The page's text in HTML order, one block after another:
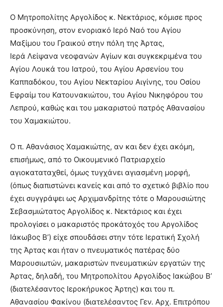
Ο Μητροπολίτης Αργολίδος κ. Νεκτάριος, κόμισε προς
προσκύνηση, στον ενοριακό Ιερό Ναό του Αγίου
Μαξίμου του Γραικού στην πόλη της Άρτας,
Ιερά Λείψανα νεοφανών Αγίων και συγκεκριμένα του
Αγίου Λουκά του Ιατρού, του Αγίου Αρσενίου του
Καππαδόκου, του Αγίου Νεκταρίου Αιγίνης, του Οσίου
Εφραίμ του Κατουνακιώτου, του Αγίου Νικηφόρου του
Λεπρού, καθώς και του μακαριστού πατρός Αθανασίου
του Χαμακιώτου.
Ο π. Αθανάσιος Χαμακιώτης, αν και δεν έχει ακόμη,
επισήμως, από το Οικουμενικό Πατριαρχείο
αγιοκαταταχθεί, όμως τυγχάνει αγιασμένη μορφή,
(όπως διαπιστώνει κανείς και από το σχετικό βιβλίο που
έχει συγγράψει ως Αρχιμανδρίτης τότε ο Μαρουσιώτης
Σεβασμιώτατος Αργολίδος κ. Νεκτάριος και έχει
προλογίσει ο μακαριστός προκάτοχός του Αργολίδος
Ιάκωβος Β’) είχε σπουδάσει στην τότε Ιερατική Σχολή
της Άρτας και ήταν ο πνευματικός πατέρας δύο
Μαρουσιωτών, μακαριστών πνευματικών εργατών της
Άρτας, δηλαδή, του Μητροπολίτου Αργολίδος Ιακώβου Β’
(διατελέσαντος Ιεροκήρυκος Άρτης) και του π.
Αθανασίου Φακίνου (διατελέσαντος Γεν. Αρχ. Επιτρόπου